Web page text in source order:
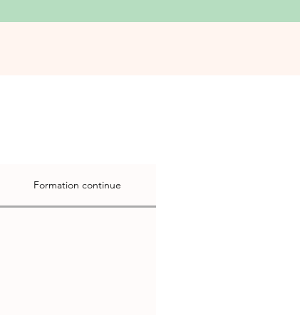
Formation continue